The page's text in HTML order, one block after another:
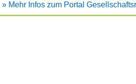
» Mehr Infos zum Portal